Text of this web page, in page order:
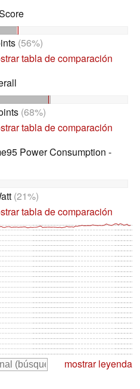
(56%)
tabla de comparación
(68%)
tabla de comparación
Power Consumption -
(21%)
tabla de comparación
mostrar leyenda